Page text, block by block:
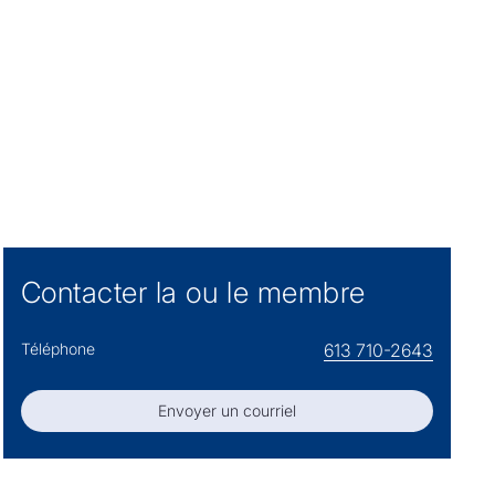
Contacter la ou le membre
Téléphone 613 710-2643
Envoyer un courriel
Envoyer un courriel